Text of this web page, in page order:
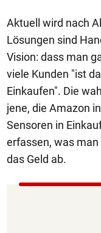
Aktuell wird nach
Lösungen sind
Vision: dass man
viele Kunden "ist
Einkaufen". Die
jene, die Amazon
Sensoren in
erfassen, was
das Geld ab.